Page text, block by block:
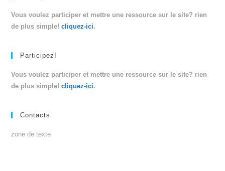
Vous voulez participer et mettre une ressource sur le site? rien
de plus simple!cliquez-ici.
Participez!
Vous voulez participer et mettre une ressource sur le site? rien
de plus simple!cliquez-ici.
Contacts
zone de texte